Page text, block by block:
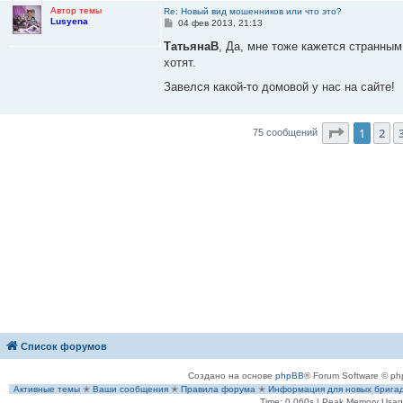
Автор темы
Lusyena
Re: Новый вид мошенников или что это?
С
о
щ
н
04 фев 2013, 21:13
ТатьянаВ, Да, мне тоже кажется
хотят.
Завелся какой-то домовой у нас на сайте!
75 сообщений 1 2
Список форумов
Создано на основе phpBB® Forum Software ©
Активные темы ✭ Ваши сообщения ✭ Правила форума ✭ Информация для новых